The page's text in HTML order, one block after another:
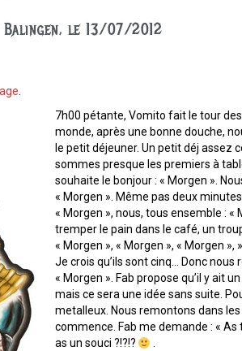
Balingen, le 13/07/2012
.
7h00 pétante, Vomito fait le tour
monde, après une bonne douche,
le petit déjeuner. Un petit déj assez
sommes presque les premiers à
souhaite le bonjour : « Morgen ».
« Morgen ». Même pas deux
« Morgen », nous, tous ensemble :
tremper le pain dans le café, un
« Morgen », « Morgen », « Morgen »,
Je crois qu’ils sont cinq… Donc nous
« Morgen ». Fab propose qu’il y ait
mais ce sera une idée sans suite.
metalleux. Nous remontons dans
commence. Fab me demande : « As
as un souci ?!?!?
.